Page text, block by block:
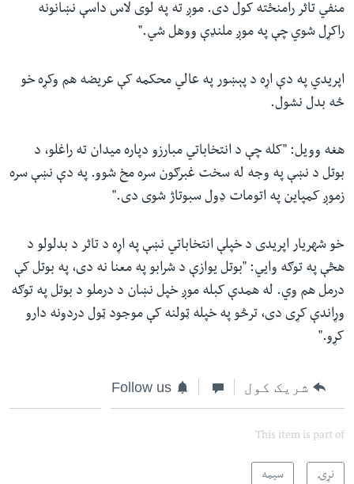
منفي تاثر رامنځته کول دی. موږ ته په لوی لاس داسې نښانونه
راکړل شوي چې په موږ ملنډې ووهل شي."
اپریدي په دې اړه د پېښور په عالي محکمه کې عریضه هم وکړه خو
څه بدل نشول.
هغه وویل: "کله چې د انتخاباتي مبارزو دپاره میدان ته راغلو، د
بوتل د نښې په وجه له سخت غبرګون سره مخ شوو. په دې نښې سره
زموږ کمپاین په اتومات ډول سبوتاژ شوی دی."
خو شهریار اپریدی د خپلې انتخاباتي نښې په اړه د تاثر د بدلولو د
هڅې په توګه وايي: "بوتل یوازې د شرابو په معنا نه دی، په بوتل کې
درمل هم وي. له همدې کبله موږ خپل نښان د درملو د بوتل په توګه
وړاندې کړی دی، ترڅو په خپله ټولنه کې موجود ټول دردونه دارو
کړو."
شریک کول Follow us
This item is part of
نړۍ سیمه